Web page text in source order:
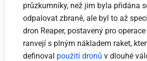
průzkumníky, než jim byla přidána
odpalovat zbraně, ale byl to až
dron Reaper, postavený pro
ranvejí s plným nákladem raket,
definoval použití dronů v dlouhé